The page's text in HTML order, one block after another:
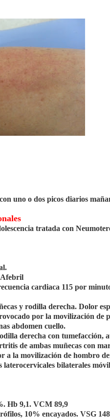
uno o dos picos diarios
tratada con
Afebril
cardiaca 115 por
y rodilla derecha. Dolor
por la movilización de
abdomen cuello.
derecha con tumefacción,
de ambas muñecas con
a la movilización de hombro
laterocervicales bilaterales
Hb 9,1. VCM 89,9
10% encayados. VSG